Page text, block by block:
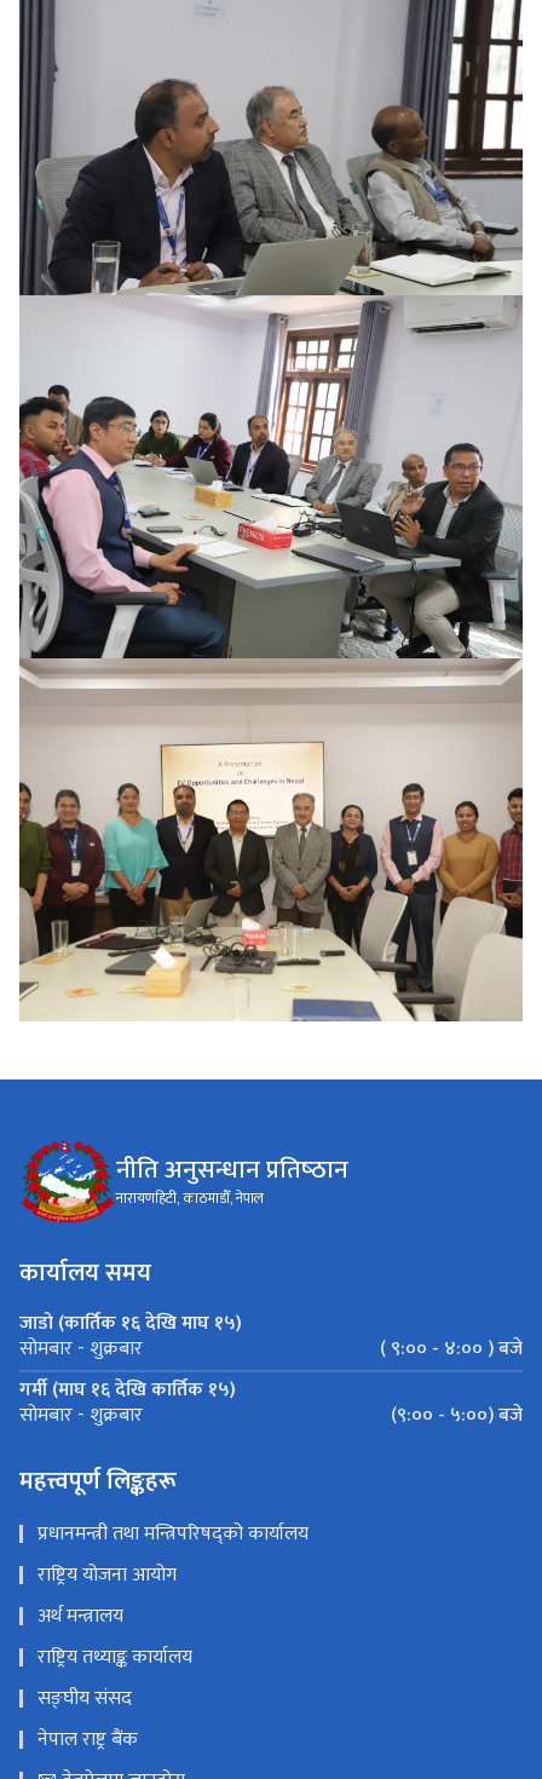
नीति अनुसन्धान प्रतिष्‍ठान
नारायणहिटी, काठमाडौँ, नेपाल
कार्यालय समय
जाडो (कार्तिक १६ देखि माघ १५)
सोमबार - शुक्रबार
( ९:०० - ४:०० ) बजे
गर्मी (माघ १६ देखि कार्तिक १५)
सोमबार - शुक्रबार (९:०० - ५:००) बजे
महत्त्वपूर्ण लिङ्कहरू
प्रधानमन्त्री तथा मन्त्रिपरिषद्को कार्यालय
राष्ट्रिय योजना आयोग
अर्थ मन्त्रालय
राष्ट्रिय तथ्याङ्क कार्यालय
सङ्घीय संसद
नेपाल राष्ट्र बैंक